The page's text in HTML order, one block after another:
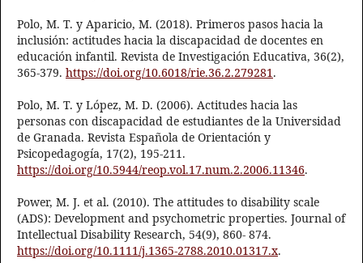
Polo, M. T. y Aparicio, M. (2018). Primeros pasos hacia la
inclusión: actitudes hacia la discapacidad de docentes en
educación infantil. Revista de Investigación Educativa, 36(2),
365-379. https://doi.org/10.6018/rie.36.2.279281.
Polo, M. T. y López, M. D. (2006). Actitudes hacia las
personas con discapacidad de estudiantes de la Universidad
de Granada. Revista Española de Orientación y
Psicopedagogía, 17(2), 195-211.
https://doi.org/10.5944/reop.vol.17.num.2.2006.11346.
Power, M. J. et al. (2010). The attitudes to disability scale
(ADS): Development and psychometric properties. Journal of
Intellectual Disability Research, 54(9), 860- 874.
https://doi.org/10.1111/j.1365-2788.2010.01317.x.